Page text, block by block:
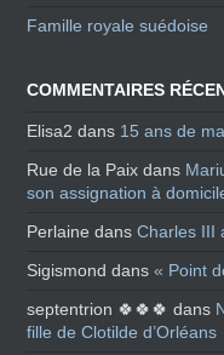
Famille royale suédoise
COMMENTAIRES
Elisa2 dans 15 ans de
Rue de la Paix dans
son assignation à
Perlaine dansCharles III
Sigismond dans« Point
septentrion 🍀🍀🍀 dans
fille de Clotilde d’Orléans